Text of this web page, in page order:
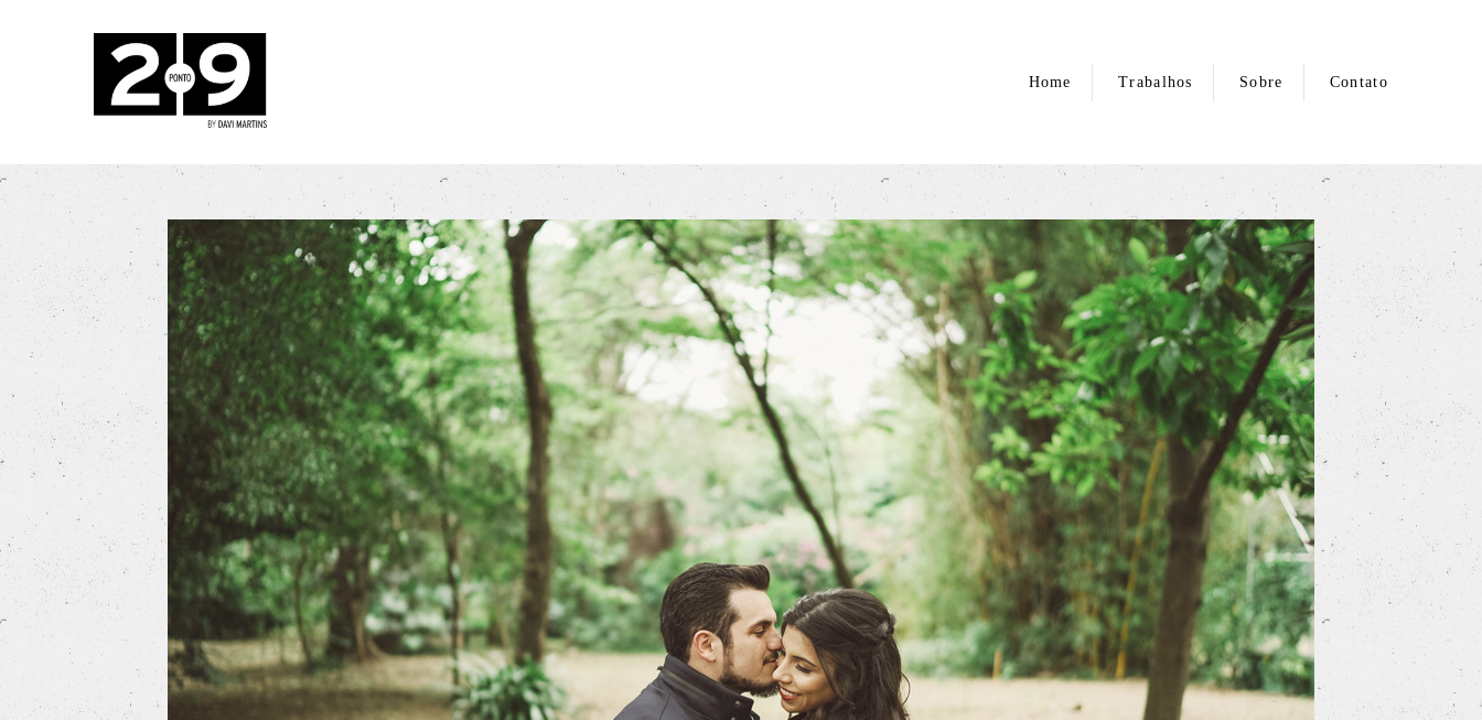
Home Trabalhos Sobre Contato